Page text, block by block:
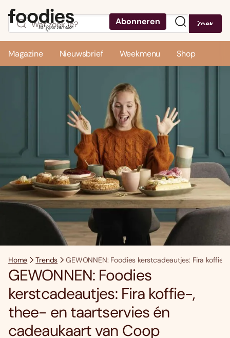
Abonneren Zoek
Magazine Nieuwsbrief Weekmenu Shop
Home Trends GEWONNEN: Foodies kerstcadeautjes: Fira
GEWONNEN: Foodies
kerstcadeautjes: Fira ko­ffie-,
thee- en taartservies én
cadeaukaart van Coop